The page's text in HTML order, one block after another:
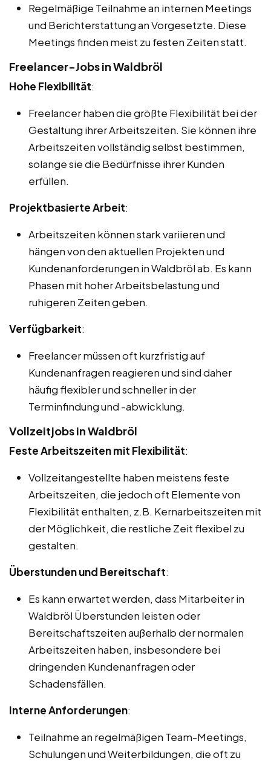
Regelmäßige Teilnahme an internen Meetings
und Berichterstattung an Vorgesetzte. Diese
Meetings finden meist zu festen Zeiten statt.
Freelancer-Jobs in Waldbröl
Hohe Flexibilität:
Freelancer haben die größte Flexibilität bei der
Gestaltung ihrer Arbeitszeiten. Sie können ihre
Arbeitszeiten vollständig selbst bestimmen,
solange sie die Bedürfnisse ihrer Kunden
erfüllen.
Projektbasierte Arbeit:
Arbeitszeiten können stark variieren und
hängen von den aktuellen Projekten und
Kundenanforderungen in Waldbröl ab. Es kann
Phasen mit hoher Arbeitsbelastung und
ruhigeren Zeiten geben.
Verfügbarkeit:
Freelancer müssen oft kurzfristig auf
Kundenanfragen reagieren und sind daher
häufig flexibler und schneller in der
Terminfindung und -abwicklung.
Vollzeitjobs in Waldbröl
Feste Arbeitszeiten mit Flexibilität:
Vollzeitangestellte haben meistens feste
Arbeitszeiten, die jedoch oft Elemente von
Flexibilität enthalten, z.B. Kernarbeitszeiten mit
der Möglichkeit, die restliche Zeit flexibel zu
gestalten.
Überstunden und Bereitschaft:
Es kann erwartet werden, dass Mitarbeiter in
Waldbröl Überstunden leisten oder
Bereitschaftszeiten außerhalb der normalen
Arbeitszeiten haben, insbesondere bei
dringenden Kundenanfragen oder
Schadensfällen.
Interne Anforderungen:
Teilnahme an regelmäßigen Team-Meetings,
Schulungen und Weiterbildungen, die oft zu